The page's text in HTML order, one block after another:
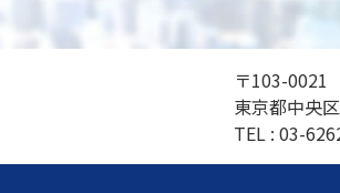
〒103-0021
東京都中央
TEL : 03-